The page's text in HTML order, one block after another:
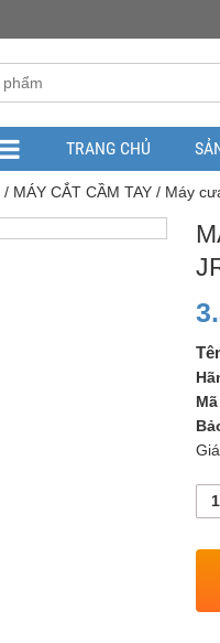
TRANG CHỦ
/ MÁY CẮT CẦM TAY / Máy
Số